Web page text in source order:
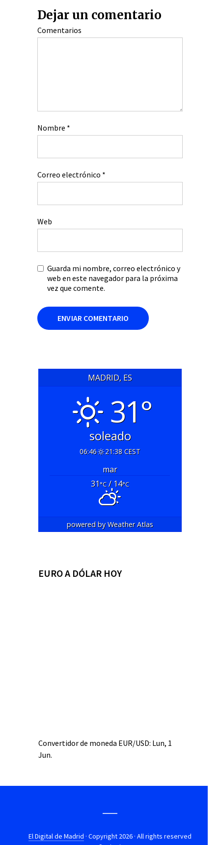
Dejar un comentario
Comentarios
Nombre *
Correo electrónico *
Web
Guarda mi nombre, correo electrónico y
web en este navegador para la próxima
vez que comente.
MADRID, ES
31°
soleado
06:46 21:38 CEST
mar
31°C/ 14°C
powered byWeather Atlas
EURO A DÓLAR HOY
Convertidor de moneda EUR/USD: Lun, 1
Jun.
El Digital de Madrid · Copyright 2026 · All rights reserved